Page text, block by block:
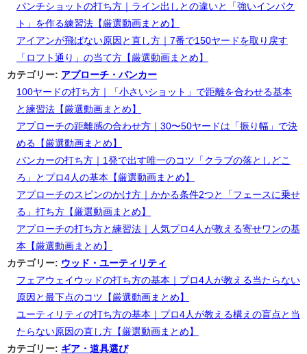
パンチショットの打ち方｜ライン出しとの違いと「強いインパク
ト」を作る練習法【厳選動画まとめ】
アイアンが飛ばない原因と直し方｜7番で150ヤードを取り戻す
「ロフト通り」の当て方【厳選動画まとめ】
カテゴリー: アプローチ・バンカー
100ヤードの打ち方｜「小さいショット」で距離を合わせる基本
と練習法【厳選動画まとめ】
アプローチの距離感の合わせ方｜30〜50ヤードは「振り幅」で決
める【厳選動画まとめ】
バンカーの打ち方｜1発で出す唯一のコツ「クラブの落としどこ
ろ」とプロ4人の基本【厳選動画まとめ】
アプローチのスピンのかけ方｜かかる条件2つと「フェースに乗せ
る」打ち方【厳選動画まとめ】
アプローチの打ち方と練習法｜人気プロ4人が教える寄せワンの基
本【厳選動画まとめ】
カテゴリー: ウッド・ユーティリティ
フェアウェイウッドの打ち方の基本｜プロ4人が教える当たらない
原因と最下点のコツ【厳選動画まとめ】
ユーティリティの打ち方の基本｜プロ4人が教える構えの盲点と当
たらない原因の直し方【厳選動画まとめ】
カテゴリー: ギア・道具選び